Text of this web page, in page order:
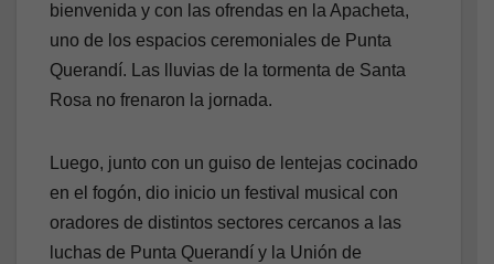
bienvenida y con las ofrendas en la Apacheta,
uno de los espacios ceremoniales de Punta
Querandí. Las lluvias de la tormenta de Santa
Rosa no frenaron la jornada.
Luego, junto con un guiso de lentejas cocinado
en el fogón, dio inicio un festival musical con
oradores de distintos sectores cercanos a las
luchas de Punta Querandí y la Unión de